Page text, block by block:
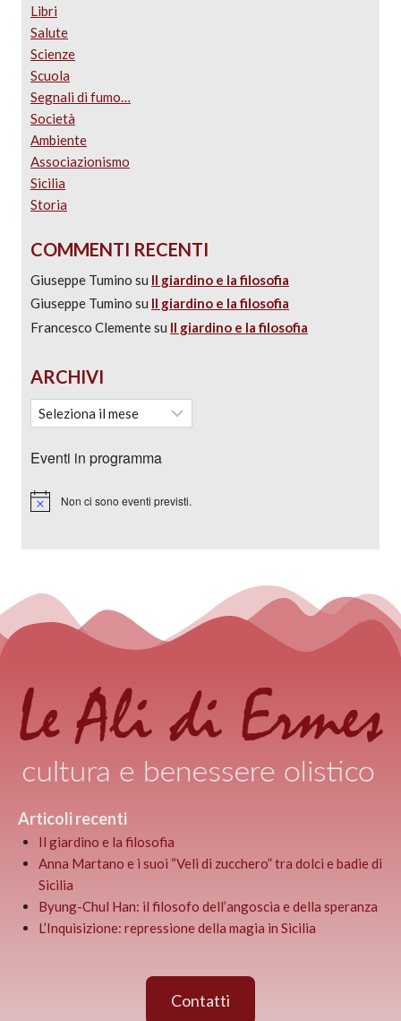
Libri
Salute
Scienze
Scuola
Segnali di fumo…
Società
Ambiente
Associazionismo
Sicilia
Storia
COMMENTI RECENTI
Giuseppe Tumino su Il giardino e la filosofia
Giuseppe Tumino su Il giardino e la filosofia
Francesco Clementesu Il giardino e la filosofia
ARCHIVI
Eventi in programma
Notice Non ci sono eventi previsti.
Articoli recenti
Il giardino e la filosofia
Anna Martano e i suoi “Veli di zucchero” tra dolci e badie di
Sicilia
Byung-Chul Han: il filosofo dell’angoscia e della speranza
L’Inquisizione: repressione della magia in Sicilia
Contatti